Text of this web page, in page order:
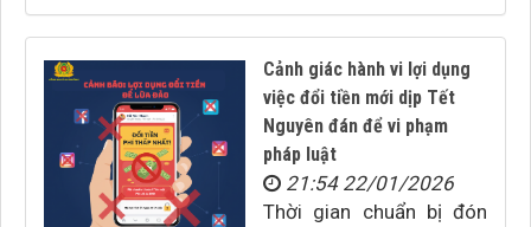
Cảnh giác hành vi lợi dụng
việc đổi tiền mới dịp Tết
Nguyên đán để vi phạm
pháp luật
21:54 22/01/2026
Thời gian chuẩn bị đón